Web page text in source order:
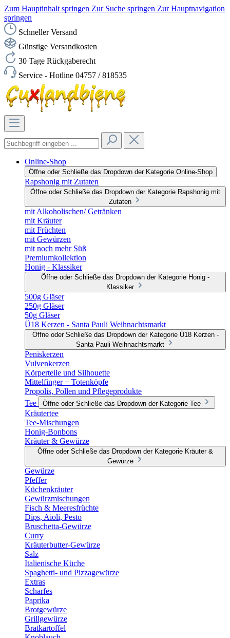
Zum Hauptinhalt springen Zur Suche springen Zur Hauptnavigation
springen
Schneller Versand
Günstige Versandkosten
30 Tage Rückgaberecht
Service - Hotline 04757 / 818535
Online-Shop
Öffne oder Schließe das Dropdown der Kategorie Online-Shop
Rapshonig mit Zutaten
Öffne oder Schließe das Dropdown der Kategorie Rapshonig mit
Zutaten
mit Alkoholischen/ Getränken
mit Kräuter
mit Früchten
mit Gewürzen
mit noch mehr Süß
Premiumkollektion
Honig - Klassiker
Öffne oder Schließe das Dropdown der Kategorie Honig -
Klassiker
500g Gläser
250g Gläser
50g Gläser
Ü18 Kerzen - Santa Pauli Weihnachtsmarkt
Öffne oder Schließe das Dropdown der Kategorie Ü18 Kerzen -
Santa Pauli Weihnachtsmarkt
Peniskerzen
Vulvenkerzen
Körperteile und Silhouette
Mittelfinger + Totenköpfe
Propolis, Pollen und Pflegeprodukte
Tee
Öffne oder Schließe das Dropdown der Kategorie Tee
Kräutertee
Tee-Mischungen
Honig-Bonbons
Kräuter & Gewürze
Öffne oder Schließe das Dropdown der Kategorie Kräuter &
Gewürze
Gewürze
Pfeffer
Küchenkräuter
Gewürzmischungen
Fisch & Meeresfrüchte
Dips, Aioli, Pesto
Bruschetta-Gewürze
Curry
Kräuterbutter-Gewürze
Salz
Italienische Küche
Spaghetti- und Pizzagewürze
Extras
Scharfes
Paprika
Brotgewürze
Grillgewürze
Bratkartoffel